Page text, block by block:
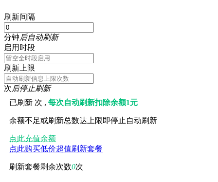
刷新间隔
分钟后自动刷新
启用时段
刷新上限
次后停止刷新
已刷新 次 ,每次自动刷新扣除余额1元
余额不足或刷新总数达上限即停止自动刷新
点此充值余额
点此购买低价超值刷新套餐
刷新套餐剩余次数0次